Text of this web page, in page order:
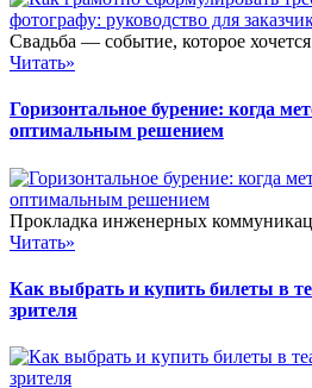
Свадьба — событие, которое
Читать»
Горизонтальное бурение: когда
оптимальным решением
Прокладка инженерных
Читать»
Как выбрать и купить билеты в
зрителя